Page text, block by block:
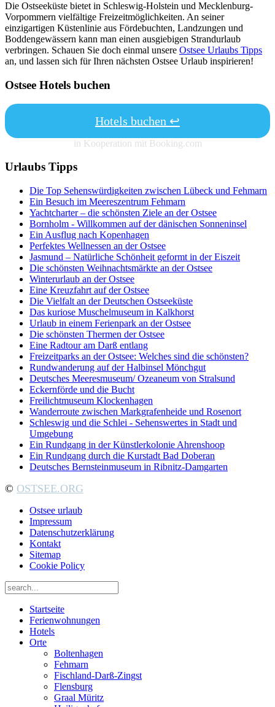
Die Ostseeküste bietet in Schleswig-Holstein und Mecklenburg-
Vorpommern vielfältige Freizeitmöglichkeiten. An seiner
einzigartigen Küstenlinie aus Fördebuchten, Landzungen und
Boddengewässern kann man einen ausgiebigen Strandurlaub
verbringen. Schauen Sie doch einmal unsere Ostsee Urlaubs Tipps
an, und lassen sich für Ihren nächsten Ostsee Urlaub inspirieren!
Ostsee Hotels buchen
Hotels buchen ↩
in Kooperation mit Booking.com
Urlaubs Tipps
Die Top Sehenswürdigkeiten zwischen Lübeck und Fehmarn
Ein Besuch im Meereszentrum Fehmarn
Yachtcharter – die schönsten Ziele an der Ostsee
Bornholm - Willkommen auf der dänischen Sonneninsel
Ein Ausflug nach Kopenhagen
Perfektes Wellnessen an der Ostsee
Jasmund – Natürliche Schönheit geformt in der Eiszeit
Die schönsten Weihnachtsmärkte an der Ostsee
Winterurlaub an der Ostsee
Eine Kreuzfahrt auf der Ostsee
Die Vielfalt an der Deutschen Ostseeküste
Das kuriose Muschelmuseum in Kalkhorst
Urlaub in einem Ferienpark an der Ostsee
Die schönsten Thermen der Ostsee
Eine Radtour am Darß entlang
Freizeitparks an der Ostsee: Welches sind die schönsten?
Rundwanderung auf der Halbinsel Mönchgut
Deutsches Meeresmuseum/ Ozeaneum von Stralsund
Eckernförde und die Bucht
Freilichtmuseum Klockenhagen
Wanderroute zwischen Markgrafenheide und Rosenort
Schleswig und die Schlei - Sehenswertes in Stadt und
Umgebung
Ein Rundgang in der Künstlerkolonie Ahrenshoop
Ein Rundgang durch die Kurstadt Bad Doberan
Deutsches Bernsteinmuseum in Ribnitz-Damgarten
© OSTSEE.ORG
Ostsee urlaub
Impressum
Datenschutzerklärung
Kontakt
Sitemap
Cookie Policy
Startseite
Ferienwohnungen
Hotels
Orte
Boltenhagen
Fehmarn
Fischland-Darß-Zingst
Flensburg
Graal Müritz